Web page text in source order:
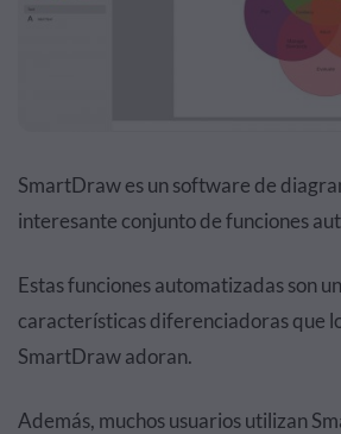
SmartDraw es un software de
interesante conjunto de funciones
Estas funciones automatizadas son
características diferenciadoras que
SmartDraw adoran.
Además, muchos usuarios utilizan